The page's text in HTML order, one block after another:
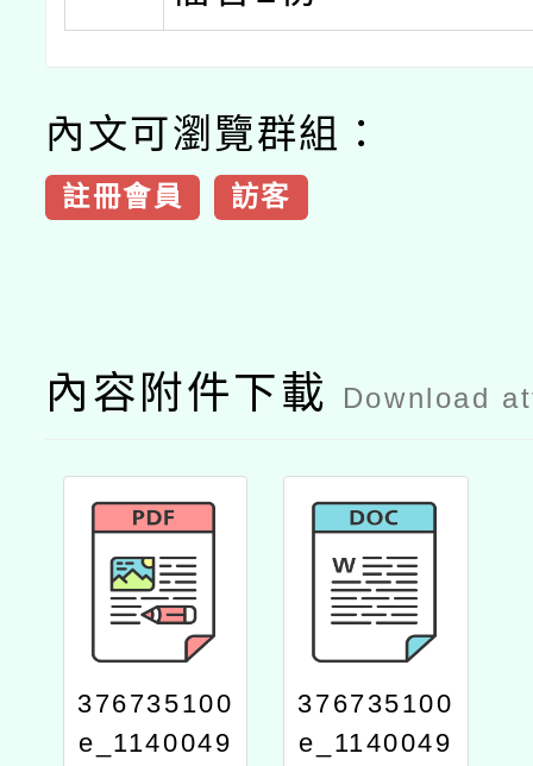
內文可瀏覽群組：
註冊會員 訪客
內容附件下載 Download
376735100
e_1140049
376735100
e_1140049